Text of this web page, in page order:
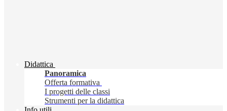
Didattica
Panoramica
Offerta formativa
I progetti delle classi
Strumenti per la didattica